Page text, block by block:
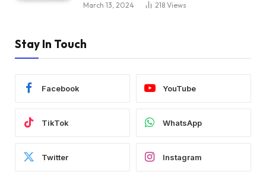
March 13, 2024 218 Views
Stay In Touch
Facebook YouTube
TikTok WhatsApp
Twitter Instagram